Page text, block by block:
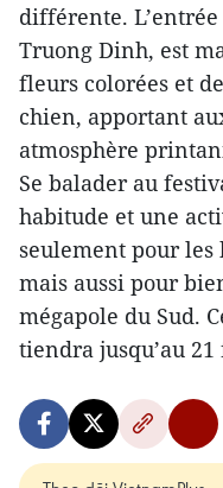
différente.
Truong Dinh, est
fleurs colorées et
chien, apportant
atmosphère
Se balader au
habitude et une
seulement pour
mais aussi pour
mégapole du Sud.
tiendra jusqu’au